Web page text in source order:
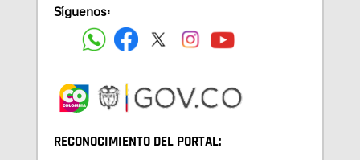
Síguenos:
RECONOCIMIENTO DEL PORTAL: